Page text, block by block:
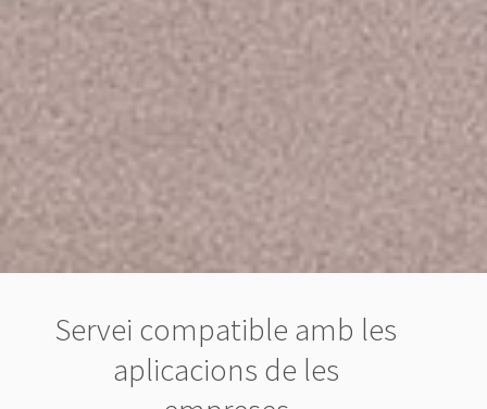
Servei compatible amb les
aplicacions de les